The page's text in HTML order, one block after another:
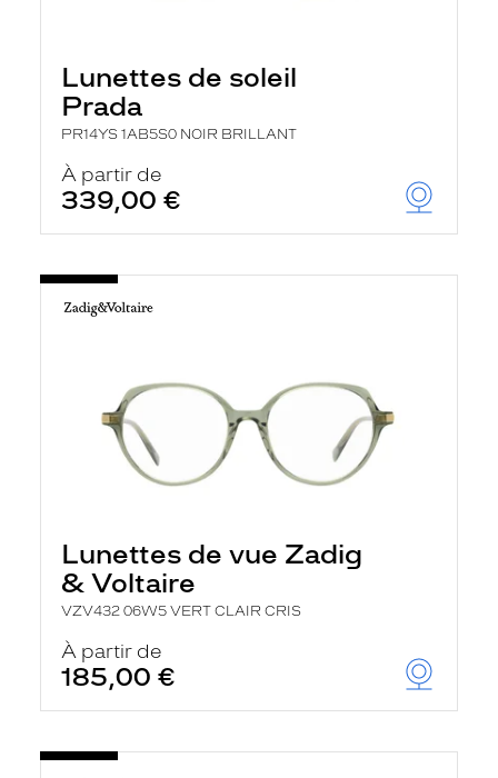
Lunettes de soleil
Prada
PR14YS 1AB5S0 NOIR BRILLANT
À partir de
339,00 €
Lunettes de vue Zadig
& Voltaire
VZV432 06W5 VERT CLAIR CRIS
À partir de
185,00 €